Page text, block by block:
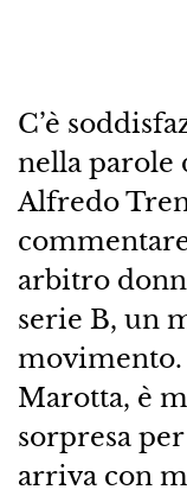
C’è
nella parole
Alfredo
arbitro
serie B, un
movimento.
Marotta, è
sorpresa
arriva con